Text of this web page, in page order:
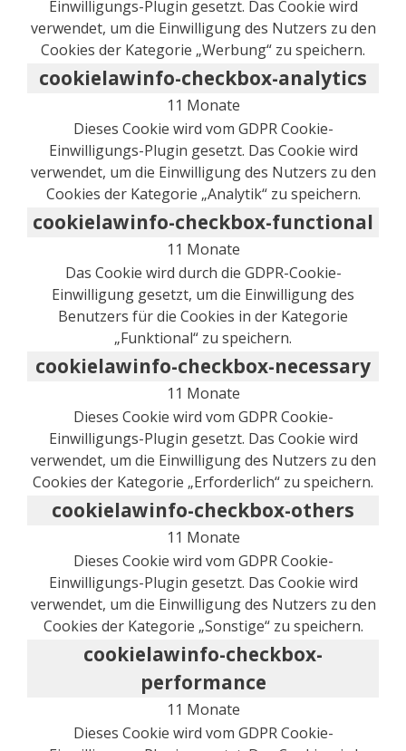
Einwilligungs-Plugin gesetzt. Das Cookie wird
verwendet, um die Einwilligung des Nutzers zu den
Cookies der Kategorie „Werbung“ zu speichern.
cookielawinfo-checkbox-analytics
11 Monate
Dieses Cookie wird vom GDPR Cookie-
Einwilligungs-Plugin gesetzt. Das Cookie wird
verwendet, um die Einwilligung des Nutzers zu den
Cookies der Kategorie „Analytik“ zu speichern.
cookielawinfo-checkbox-functional
11 Monate
Das Cookie wird durch die GDPR-Cookie-
Einwilligung gesetzt, um die Einwilligung des
Benutzers für die Cookies in der Kategorie
„Funktional“ zu speichern.
cookielawinfo-checkbox-necessary
11 Monate
Dieses Cookie wird vom GDPR Cookie-
Einwilligungs-Plugin gesetzt. Das Cookie wird
verwendet, um die Einwilligung des Nutzers zu den
Cookies der Kategorie „Erforderlich“ zu speichern.
cookielawinfo-checkbox-others
11 Monate
Dieses Cookie wird vom GDPR Cookie-
Einwilligungs-Plugin gesetzt. Das Cookie wird
verwendet, um die Einwilligung des Nutzers zu den
Cookies der Kategorie „Sonstige“ zu speichern.
cookielawinfo-checkbox-
performance
11 Monate
Dieses Cookie wird vom GDPR Cookie-